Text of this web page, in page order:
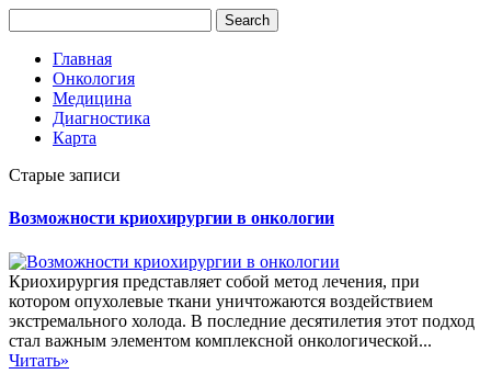
Главная
Онкология
Медицина
Диагностика
Карта
Старые записи
Возможности криохирургии в онкологии
Криохирургия представляет собой метод лечения, при
котором опухолевые ткани уничтожаются воздействием
экстремального холода. В последние десятилетия этот подход
стал важным элементом комплексной онкологической...
Читать»